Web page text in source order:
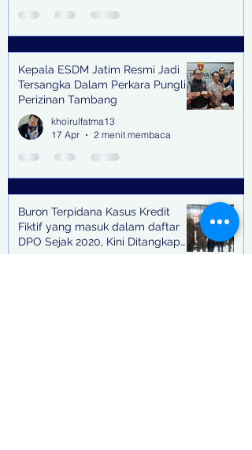
Kepala ESDM Jatim Resmi Jadi
Tersangka Dalam Perkara Pungli
Perizinan Tambang
khoirulfatma13
17 Apr
2 menit membaca
Buron Terpidana Kasus Kredit
Fiktif yang masuk dalam daftar
DPO Sejak 2020, Kini Ditangkap